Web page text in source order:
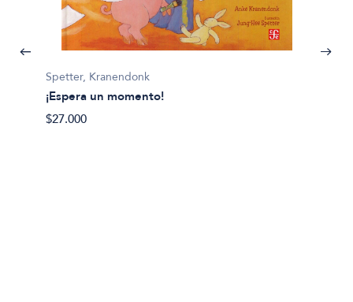
Spetter, Kranendonk
¡Espera un momento!
$27.000